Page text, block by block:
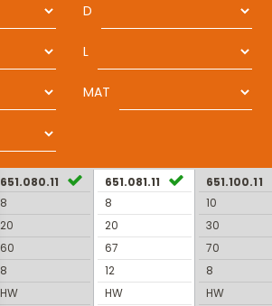
D
L
MAT
651.080.11
8
20
60
8
HW
651.081.11
8
20
67
12
HW
651.100.11
10
30
70
8
HW